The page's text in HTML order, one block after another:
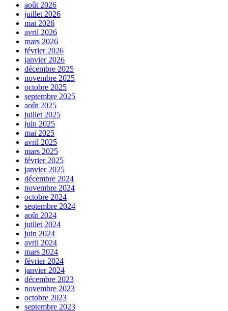
août 2026
juillet 2026
mai 2026
avril 2026
mars 2026
février 2026
janvier 2026
décembre 2025
novembre 2025
octobre 2025
septembre 2025
août 2025
juillet 2025
juin 2025
mai 2025
avril 2025
mars 2025
février 2025
janvier 2025
décembre 2024
novembre 2024
octobre 2024
septembre 2024
août 2024
juillet 2024
juin 2024
avril 2024
mars 2024
février 2024
janvier 2024
décembre 2023
novembre 2023
octobre 2023
septembre 2023